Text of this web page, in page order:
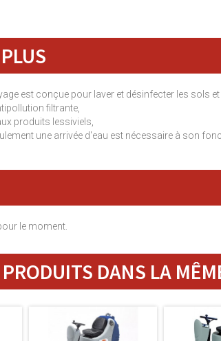
est conçue pour laver et désinfecter les sols
filtrante,
produits lessiviels,
une arrivée d'eau est nécessaire à son
le moment.
DANS LA